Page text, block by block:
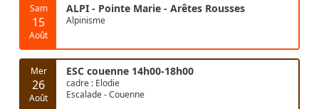
Sam
15
Août
ALPI - Pointe Marie - Arêtes Rousses
Alpinisme
Mer
26
Août
ESC couenne 14h00-18h00
cadre : Elodie
Escalade - Couenne